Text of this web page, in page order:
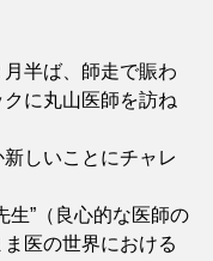
半ば、師走で賑わ
に丸山医師を訪ね
しいことにチャレ
”（良心的な医師の
医の世界における